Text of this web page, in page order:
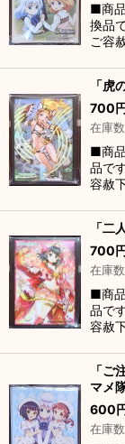
■商
換品
ご容
「虎
700
在庫
■商
品で
容赦
「二
700
在庫
■商
品で
容赦
「ご
マメ隊
600
在庫